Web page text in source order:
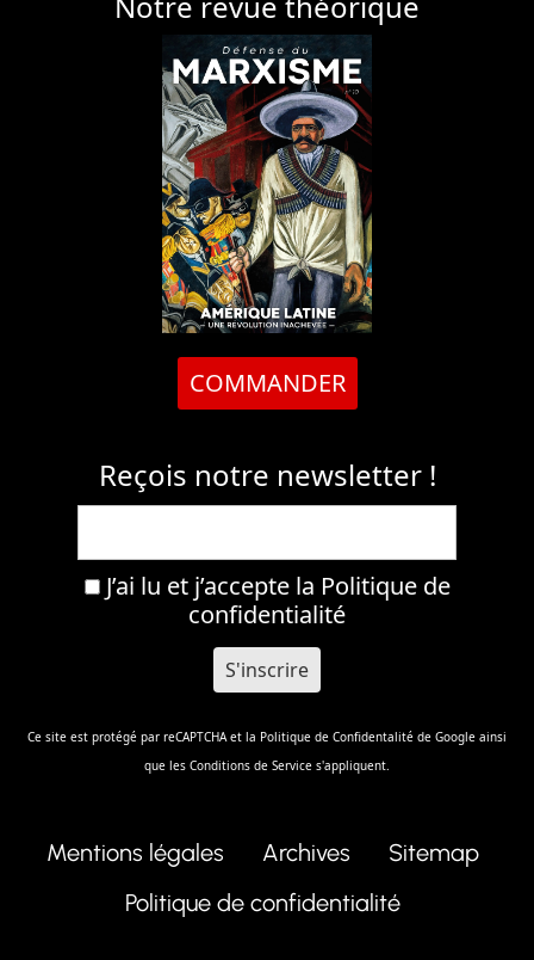
COMMANDER
Reçois notre newsletter !
J’ai lu et j’accepte la Politique de
confidentialité
Ce site est protégé par reCAPTCHA et la Politique de Confidentalité de Google ainsi
que les Conditions de Service s'appliquent.
Mentions légales Archives
Sitemap
Politique de confidentialité